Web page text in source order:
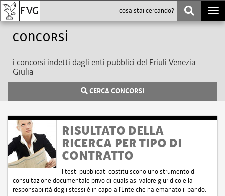
Concorsi
i concorsi indetti dagli enti pubblici del Friuli Venezia
Giulia
CERCA CONCORSI
RISULTATO DELLA
RICERCA PER TIPO DI
CONTRATTO
I testi pubblicati costituiscono uno strumento di
consultazione documentale privo di qualsiasi valore giuridico e la
responsabilità degli stessi è in capo all'Ente che ha emanato il bando.